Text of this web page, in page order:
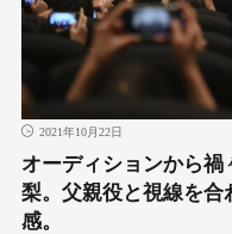
2021年10月22日
オーディションから
梨。父親役と視線を
感。